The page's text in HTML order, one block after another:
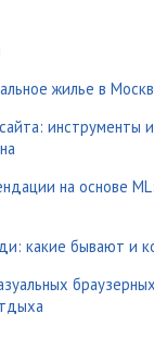
жилье в
инструменты
на основе
какие бывают и